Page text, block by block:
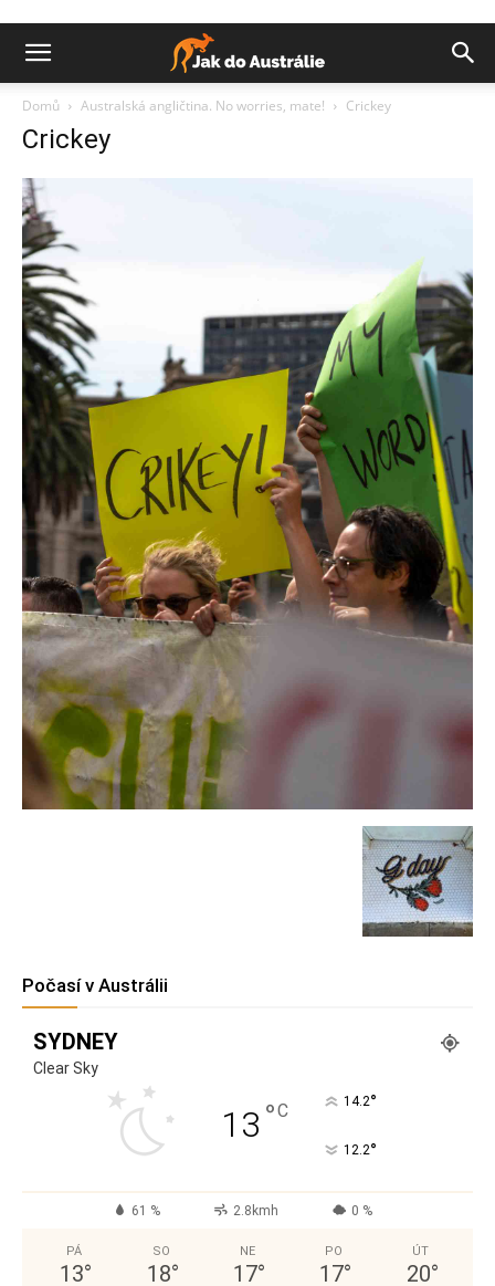
Domů Australská angličtina. No worries, mate! Crickey
Crickey
Počasí v Austrálii
SYDNEY
Clear Sky
13 °C 14.2°
12.2°
61 % 2.8kmh 0 %
PÁ
13°
SO
18°
NE
17°
PO
17°
ÚT
20°